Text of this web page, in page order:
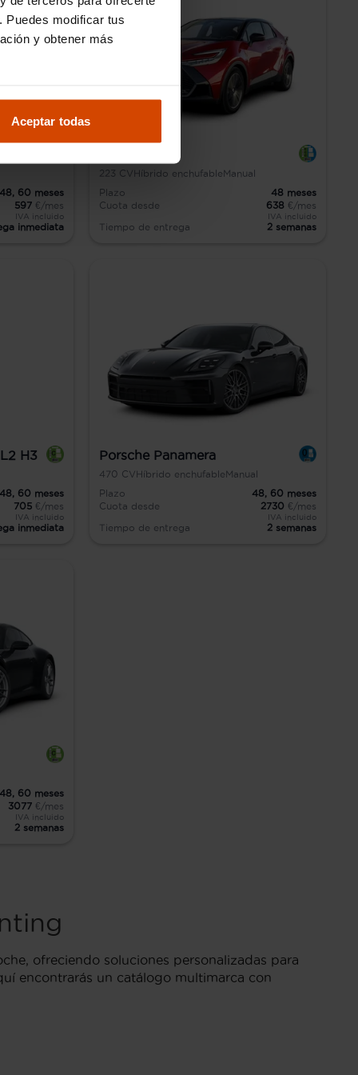
Puedes modificar tus
y obtener más
Aceptar todas
48, 60 meses
597 €/mes
IVA incluido
inmediata
223 CV Híbrido enchufable Manual
Plazo
48 meses
Cuota desde
638 €/mes
IVA incluido
Tiempo de entrega 2 semanas
H3
48, 60 meses
705 €/mes
IVA incluido
inmediata
Porsche Panamera
470 CVHíbrido enchufableManual
Plazo
48, 60 meses
Cuota desde
2730 €/mes
IVA incluido
Tiempo de entrega 2 semanas
48, 60 meses
3077 €/mes
IVA incluido
2 semanas
ofreciendo soluciones personalizadas para
encontrarás un catálogo multimarca con